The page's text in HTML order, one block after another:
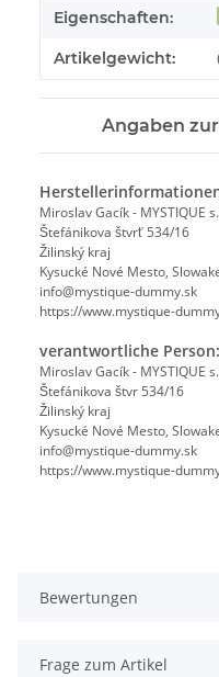
Eigenschaften:
Artikelgewicht:
Angaben
Miroslav Gacík - MYSTIQUE
Štefánikova štvrť 534/16
Žilinský kraj
Kysucké Nové Mesto,
info@mystique-dummy.sk
https://www.mystique-
verantwortliche Person:
Miroslav Gacík - MYSTIQUE
Štefánikova štvr 534/16
Žilinský kraj
Kysucké Nové Mesto,
info@mystique-dummy.sk
https://www.mystique-
Bewertungen
Frage zum Artikel